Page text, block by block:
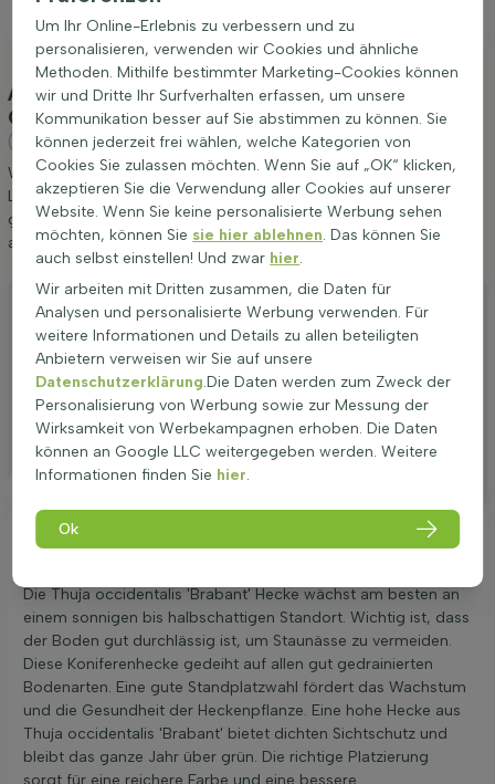
bevorzugten Option für viele Gärtner macht.
Anpflanzung und Pflege Lebensbaum / Thuja
Occidentalis Brabant 60-80 cm - Topf
(Lebensbaum 'Brabant')
Wir möchten Ihnen einige Tipps zur Anpflanzung und Pflege von
Lebensbaum / Thuja Occidentalis Brabant 60-80 cm - Topf
geben. Wenn Sie diese Tipps befolgen, werden Sie lange Freude
an Lebensbaum 'Brabant' haben.
Anpflanzen
Stutzen
Bewässerung
Düngen
Besonderheiten
Ideale Platzierung einer Thuja occidentalis
Die Thuja occidentalis 'Brabant' Hecke wächst am besten an
einem sonnigen bis halbschattigen Standort. Wichtig ist, dass
der Boden gut durchlässig ist, um Staunässe zu vermeiden.
Diese Koniferenhecke gedeiht auf allen gut gedrainierten
Bodenarten. Eine gute Standplatzwahl fördert das Wachstum
und die Gesundheit der Heckenpflanze. Eine hohe Hecke aus
Thuja occidentalis 'Brabant' bietet dichten Sichtschutz und
bleibt das ganze Jahr über grün. Die richtige Platzierung
sorgt für eine reichere Farbe und eine bessere
Um Ihr Online-Erlebnis zu verbessern und zu
personalisieren, verwenden wir Cookies und ähnliche
Methoden. Mithilfe bestimmter Marketing-Cookies können
wir und Dritte Ihr Surfverhalten erfassen, um unsere
Kommunikation besser auf Sie abstimmen zu können. Sie
können jederzeit frei wählen, welche Kategorien von
Cookies Sie zulassen möchten. Wenn Sie auf „OK“ klicken,
akzeptieren Sie die Verwendung aller Cookies auf unserer
Website. Wenn Sie keine personalisierte Werbung sehen
möchten, können Sie sie hier ablehnen. Das können Sie
auch selbst einstellen! Und zwar hier.
Wir arbeiten mit Dritten zusammen, die Daten für
Analysen und personalisierte Werbung verwenden. Für
weitere Informationen und Details zu allen beteiligten
Anbietern verweisen wir Sie auf unsere
Datenschutzerklärung.Die Daten werden zum Zweck der
Personalisierung von Werbung sowie zur Messung der
Wirksamkeit von Werbekampagnen erhoben. Die Daten
können an Google LLC weitergegeben werden. Weitere
Informationen finden Sie hier.
Ok